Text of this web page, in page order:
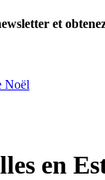
et
Noël
en